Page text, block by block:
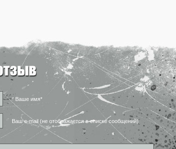
* Ваше имя*
Ваш e-mail (не отображается в списке сообщений)